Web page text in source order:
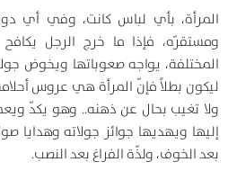
المرأة، بأي لباس كانت، وفي أي
ومستقرّه، فإذا ما خرج الرجل
المختلفة، يواجه صعوباتها ويخوض
ليكون بطلاً فإنّ المرأة هي عروس
ولا تغيب بحال عن ذهنه.. وهو يكدّ
إليها ويهديها جوائز جولاته وهدايا
بعد الخوف، ولذّة الفراغ بعد النصب.